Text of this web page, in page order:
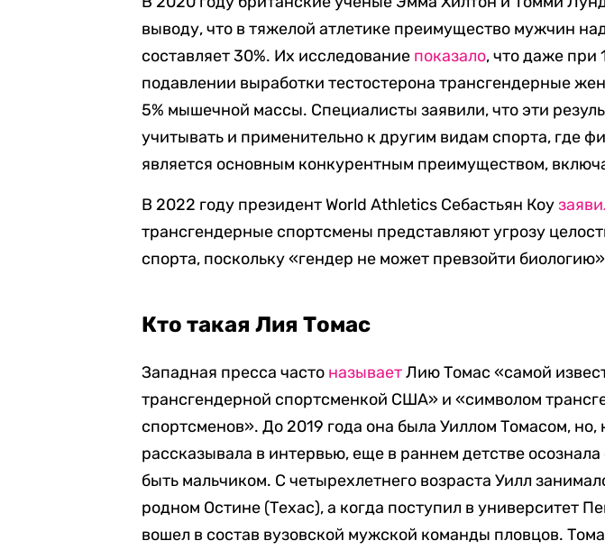
выводу, что в тяжелой атлетике преимущество мужчин
составляет 30%. Их исследование показало, что даже при
подавлении выработки тестостерона трансгендерные
5% мышечной массы. Специалисты заявили, что эти
учитывать и применительно к другим видам спорта, где
является основным конкурентным преимуществом,
В 2022 году президент World Athletics Себастьян Коу
трансгендерные спортсмены представляют угрозу
спорта, поскольку «гендер не может превзойти
Кто такая Лия Томас
Западная пресса часто называетЛию Томас «самой
трансгендерной спортсменкой США» и «символом
спортсменов». До 2019 года она была Уиллом Томасом, но,
рассказывала в интервью, еще в раннем детстве
быть мальчиком. С четырехлетнего возраста Уилл
родном Остине (Техас), а когда поступил в университет
вошел в состав вузовской мужской команды пловцов.